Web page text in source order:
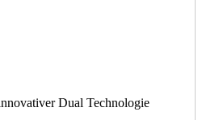
Dual Technologie